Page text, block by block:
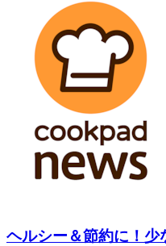
ヘルシー＆節約に！少